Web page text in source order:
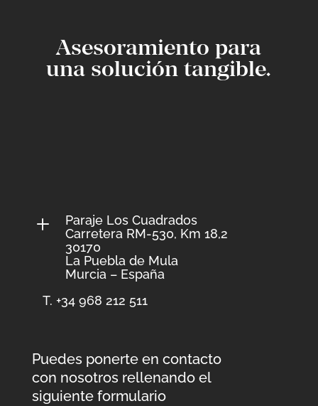
Asesoramiento para
una solución tangible.
L
Paraje Los Cuadrados
Carretera RM-530, Km 18,2
30170
La Puebla de Mula
Murcia – España
T. +34 968 212 511
Puedes ponerte en contacto
con nosotros rellenando el
siguiente formulario